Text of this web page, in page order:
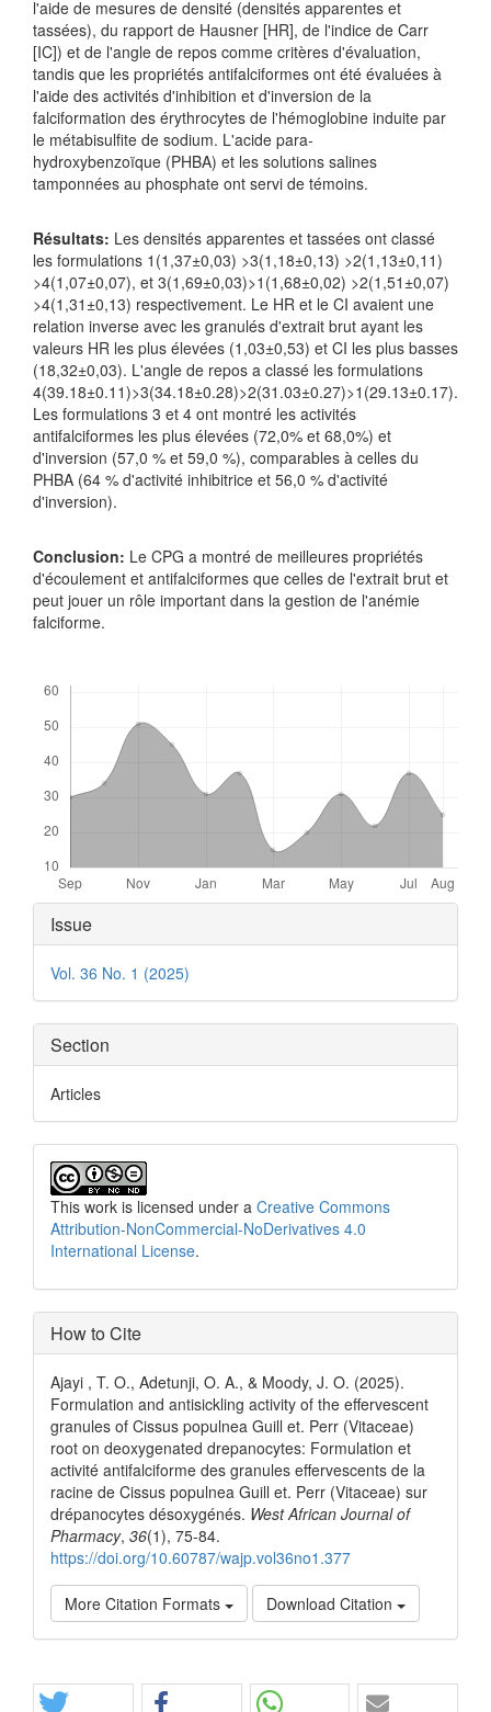
l'aide de mesures de densité (densités apparentes et
tassées), du rapport de Hausner [HR], de l'indice de Carr
[IC]) et de l'angle de repos comme critères d'évaluation,
tandis que les propriétés antifalciformes ont été évaluées à
l'aide des activités d'inhibition et d'inversion de la
falciformation des érythrocytes de l'hémoglobine induite par
le métabisulfite de sodium. L'acide para-
hydroxybenzoïque (PHBA) et les solutions salines
tamponnées au phosphate ont servi de témoins.
Résultats: Les densités apparentes et tassées ont classé
les formulations 1(1,37±0,03) >3(1,18±0,13) >2(1,13±0,11)
>4(1,07±0,07), et 3(1,69±0,03)>1(1,68±0,02) >2(1,51±0,07)
>4(1,31±0,13) respectivement. Le HR et le CI avaient une
relation inverse avec les granulés d'extrait brut ayant les
valeurs HR les plus élevées (1,03±0,53) et CI les plus basses
(18,32±0,03). L'angle de repos a classé les formulations
4(39.18±0.11)>3(34.18±0.28)>2(31.03±0.27)>1(29.13±0.17).
Les formulations 3 et 4 ont montré les activités
antifalciformes les plus élevées (72,0% et 68,0%) et
d'inversion (57,0 % et 59,0 %), comparables à celles du
PHBA (64 % d'activité inhibitrice et 56,0 % d'activité
d'inversion).
Conclusion: Le CPG a montré de meilleures propriétés
d'écoulement et antifalciformes que celles de l'extrait brut et
peut jouer un rôle important dans la gestion de l'anémie
falciforme.
Article
Details
Issue
Vol. 36 No. 1 (2025)
Section
Articles
This work is licensed under a Creative Commons
Attribution-NonCommercial-NoDerivatives 4.0
International License.
How to Cite
Ajayi , T. O., Adetunji, O. A., & Moody, J. O. (2025).
Formulation and antisickling activity of the effervescent
granules of Cissus populnea Guill et. Perr (Vitaceae)
root on deoxygenated drepanocytes: Formulation et
activité antifalciforme des granules effervescents de la
racine de Cissus populnea Guill et. Perr (Vitaceae) sur
drépanocytes désoxygénés. West African Journal of
Pharmacy, 36(1), 75-84.
https://doi.org/10.60787/wajp.vol36no1.377
More Citation Formats Download Citation